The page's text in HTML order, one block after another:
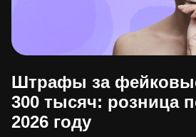
Штрафы за
300 тысяч: розница
2026 году